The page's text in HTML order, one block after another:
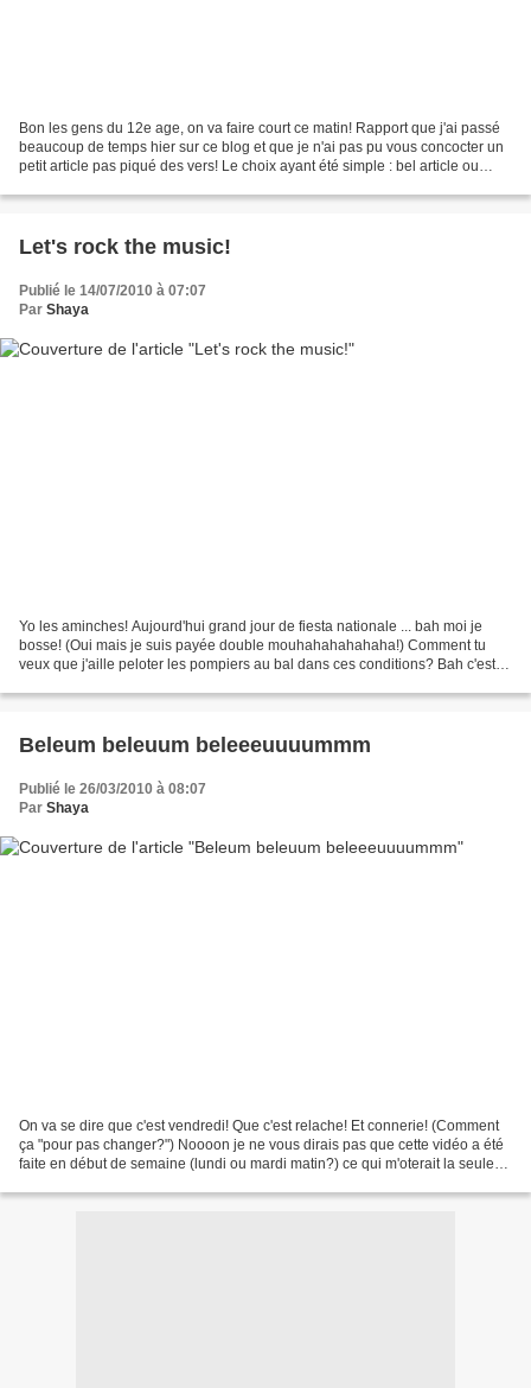
Bon les gens du 12e age, on va faire court ce matin! Rapport que j'ai passé
beaucoup de temps hier sur ce blog et que je n'ai pas pu vous concocter un
petit article pas piqué des vers! Le choix ayant été simple : bel article ou
Let's rock the music!
Publié le 14/07/2010 à 07:07
Par Shaya
Yo les aminches! Aujourd'hui grand jour de fiesta nationale ... bah moi je
bosse! (Oui mais je suis payée double mouhahahahahaha!) Comment tu
veux que j'aille peloter les pompiers au bal dans ces conditions? Bah c'est
Beleum beleuum beleeeuuuummm
Publié le 26/03/2010 à 08:07
Par Shaya
On va se dire que c'est vendredi! Que c'est relache! Et connerie! (Comment
ça "pour pas changer?") Noooon je ne vous dirais pas que cette vidéo a été
faite en début de semaine (lundi ou mardi matin?) ce qui m'oterait la seule